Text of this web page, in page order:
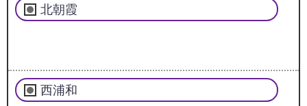
北朝霞
西浦和